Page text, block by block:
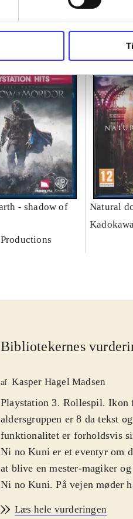
- shadow of
Natural
Bibliotekernes
af Kasper Hagel Madsen
Playstation 3. Rollespil. Ikon
aldersgruppen er 8 da tekst
funktionalitet er forholdsvis
Ni no Kuni er et eventyr om
at blive en mester-magiker
Ni no Kuni. På vejen møder
Læs hele vurderingen